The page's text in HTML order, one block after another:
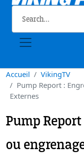
Accueil
VikingTV
Pump Report :
Externes
Pump
ou